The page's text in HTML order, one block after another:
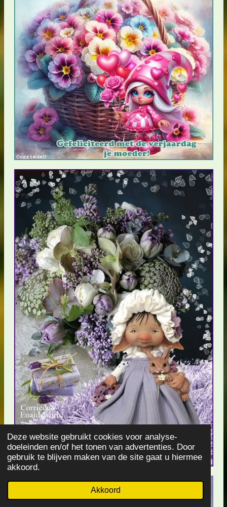
Deze website gebruikt cookies voor analyse-
doeleinden en/of het tonen van advertenties. Door
gebruik te blijven maken van de site gaat u hiermee
akkoord.
Akkoord